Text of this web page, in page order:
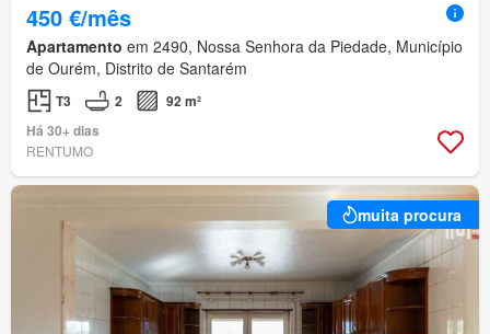
450 €/mês
Apartamento em 2490, Nossa Senhora da Piedade, Município
de Ourém, Distrito de Santarém
T3 2
92 m²
Há 30+ dias
RENTUMO
muita procura